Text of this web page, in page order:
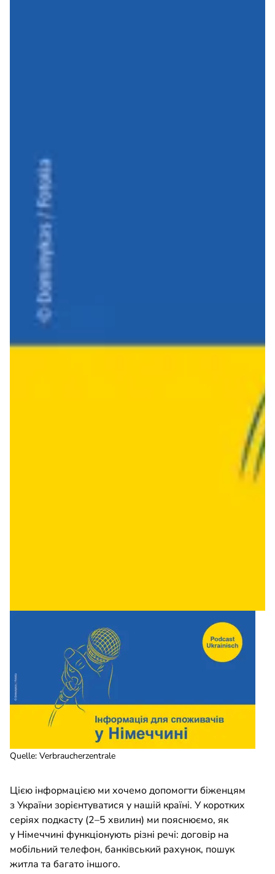
Quelle: Verbraucherzentrale
Цією інформацією ми хочемо допомогти біженцям
з України зорієнтуватися у нашій країні. У коротких
серіях подкасту (2–5 хвилин) ми пояснюємо, як
у Німеччині функціонують різні речі: договір на
мобільний телефон, банківський рахунок, пошук
житла та багато іншого.